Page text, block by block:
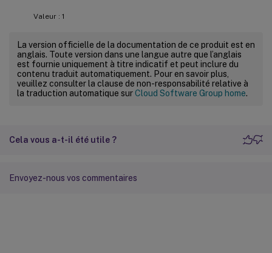
Valeur : 1
La version officielle de la documentation de ce produit est en
anglais. Toute version dans une langue autre que l’anglais
est fournie uniquement à titre indicatif et peut inclure du
contenu traduit automatiquement. Pour en savoir plus,
veuillez consulter la clause de non-responsabilité relative à
la traduction automatique surCloud Software Group home.
Cela vous a-t-il été utile ?
Envoyez-nous vos commentaires